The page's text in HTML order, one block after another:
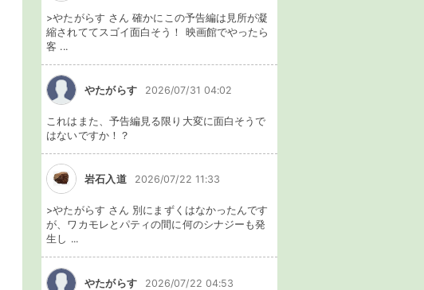
>やたがらす さん 確かにこの予告編は見所が凝
縮されててスゴイ面白そう！ 映画館でやったら
客 ...
やたがらす 2026/07/31 04:02
これはまた、予告編見る限り大変に面白そうで
はないですか！？
岩石入道 2026/07/22 11:33
>やたがらす さん 別にまずくはなかったんです
が、ワカモレとパティの間に何のシナジーも発
生し ...
やたがらす 2026/07/22 04:53